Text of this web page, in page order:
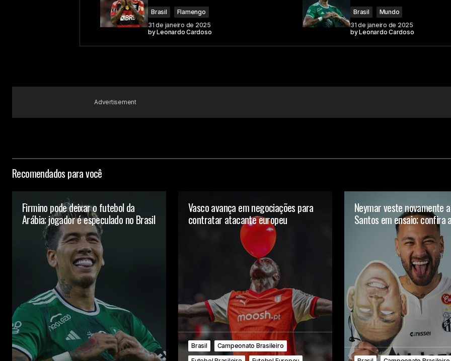
Brasil
Flamengo
31 de janeiro de 2025
byLeonardo Cardoso
Brasil
Mundo
31 de janeiro de 2025
byLeonardo Cardoso
Advertisement
Recomendados para você
Firmino pode deixar o futebol da
Arábia; jogador é especulado no Brasil
Vasco avança em negociações para
contratar atacante europeu
Brasil
Campeonato Brasileiro
Neymar veste novamente
Santos em ensaio; confira